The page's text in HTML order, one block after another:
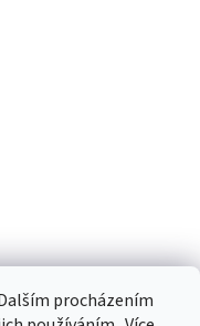
procházením